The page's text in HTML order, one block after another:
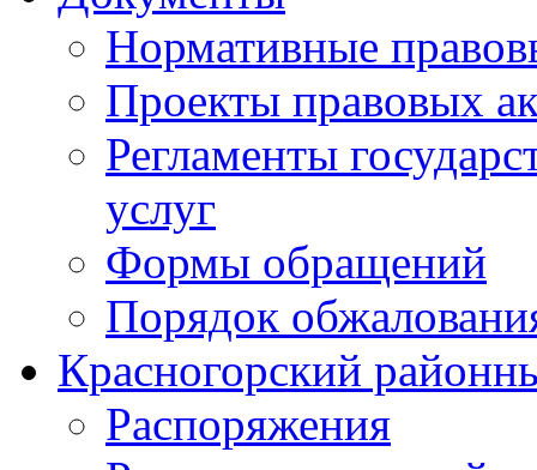
Нормативные
Проекты правовых
Регламенты
услуг
Формы обращений
Порядок
Красногорский
Распоряжения